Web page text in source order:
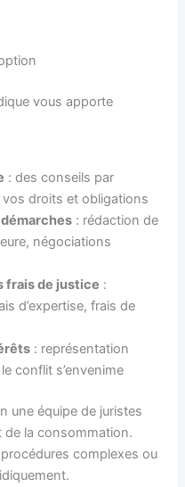
vous apporte
: des conseils par
droits et obligations
démarches : rédaction de
négociations
frais de justice :
d’expertise, frais de
: représentation
conflit s’envenime
une équipe de juristes
de la consommation.
complexes ou